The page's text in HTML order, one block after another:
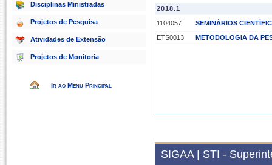
Disciplinas Ministradas
Projetos de Pesquisa
Atividades de Extensão
Projetos de Monitoria
Ir ao Menu Principal
2018.1
1104057
SEMINÁRIOS
ETS0013
METODOLOGIA DA
SIGAA | STI -